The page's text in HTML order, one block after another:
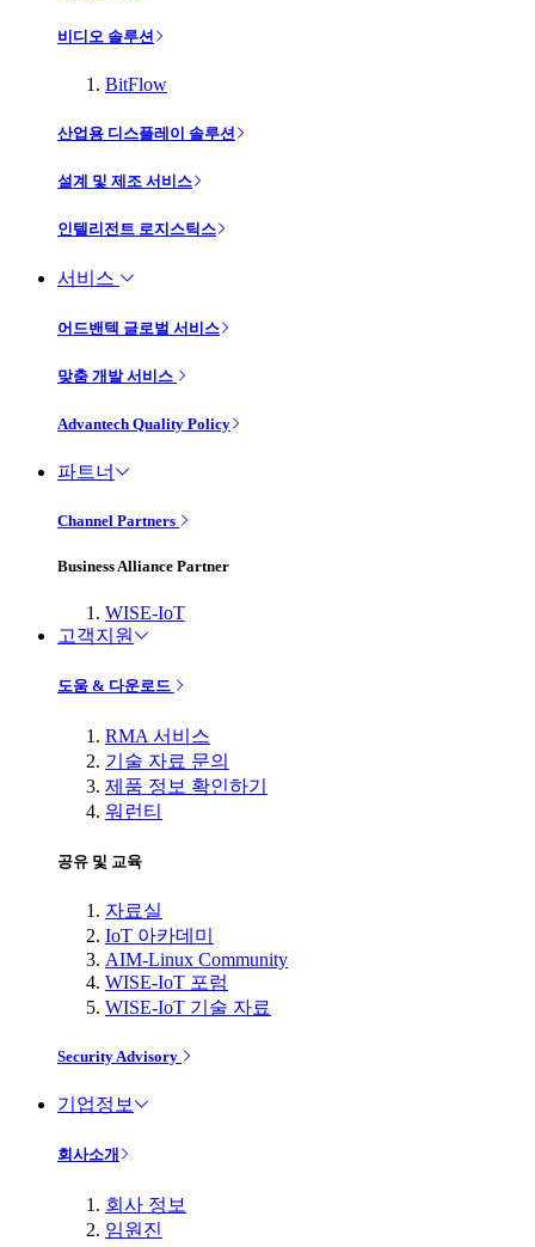
비디오 솔루션
BitFlow
산업용 디스플레이 솔루션
설계 및 제조 서비스
인텔리전트 로지스틱스
서비스
어드밴텍 글로벌 서비스
맞춤 개발 서비스
Advantech Quality Policy
파트너
Channel Partners
Business Alliance Partner
WISE-IoT
고객지원
도움 & 다운로드
RMA 서비스
기술 자료 문의
제품 정보 확인하기
워런티
공유 및 교육
자료실
IoT 아카데미
AIM-Linux Community
WISE-IoT 포럼
WISE-IoT 기술 자료
Security Advisory
기업정보
회사소개
회사 정보
임원진